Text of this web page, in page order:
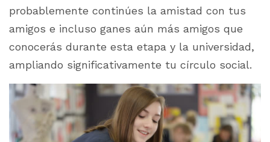
probablemente continúes la amistad con tus
amigos e incluso ganes aún más amigos que
conocerás durante esta etapa y la universidad,
ampliando significativamente tu círculo social.